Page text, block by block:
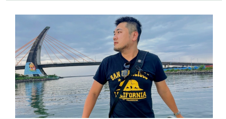
日
程
公
開
｜
秘
境
跳
水、
鄒